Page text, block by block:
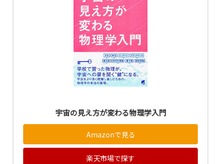
宇宙の見え方が変わる物理学入門
Amazonで見る
楽天市場で探す